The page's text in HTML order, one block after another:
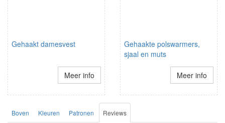
Gehaakt damesvest
Meer info
Gehaakte polswarmers,
sjaal en muts
Meer info
Boven Kleuren Patronen Reviews